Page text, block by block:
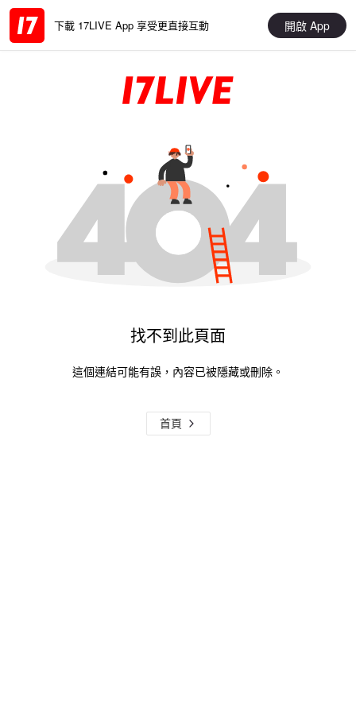
下載 17LIVE App 享受更直接互動 開啟 App
找不到此頁面
這個連結可能有誤，內容已被隱藏或刪除。
首頁